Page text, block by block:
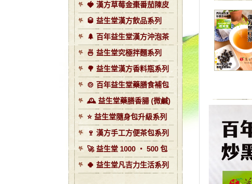
🍓 漢方草莓金棗番茄陳皮
🥃 益生堂漢方飲品系列
🌲 百年益生堂漢方沖泡茶
🍜 益生堂究極拌麵系列
🌳 益生堂漢方香料瓶系列
🍲 百年益生堂藥膳食補包
🕰️ 益生堂藥膳香腸 (微鹹)
⭐️ 益生堂隨身包升級系列
🍷 漢方手工方便茶包系列
🚀 益生堂 1000 ‧ 500 包
🍀 益生堂凡吉力生活系列